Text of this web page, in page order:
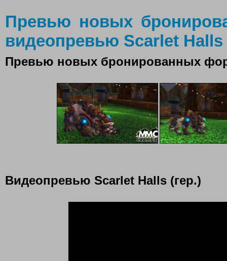
Превью новых
видеопревью Scarlet Halls
Превью новых бронированных
Видеопревью Scarlet Halls (гер.)